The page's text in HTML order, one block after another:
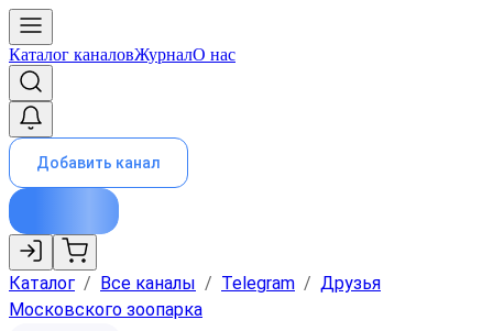
Каталог каналовЖурналО нас
Добавить канал
Каталог / Все каналы / Telegram / Друзья
Московского зоопарка